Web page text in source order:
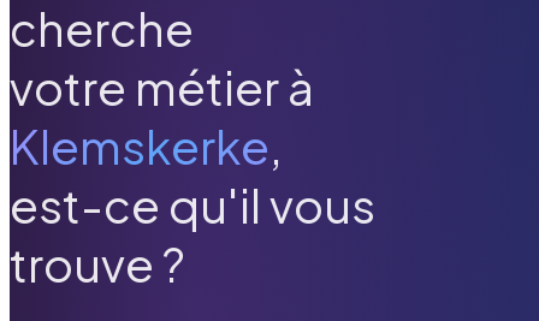
cherche
votre métier à
Klemskerke,
est-ce qu'il vous
trouve ?